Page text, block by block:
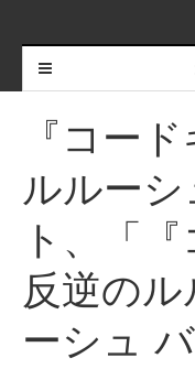
『コー
ルルー
ト、「
反逆の
ーシュ